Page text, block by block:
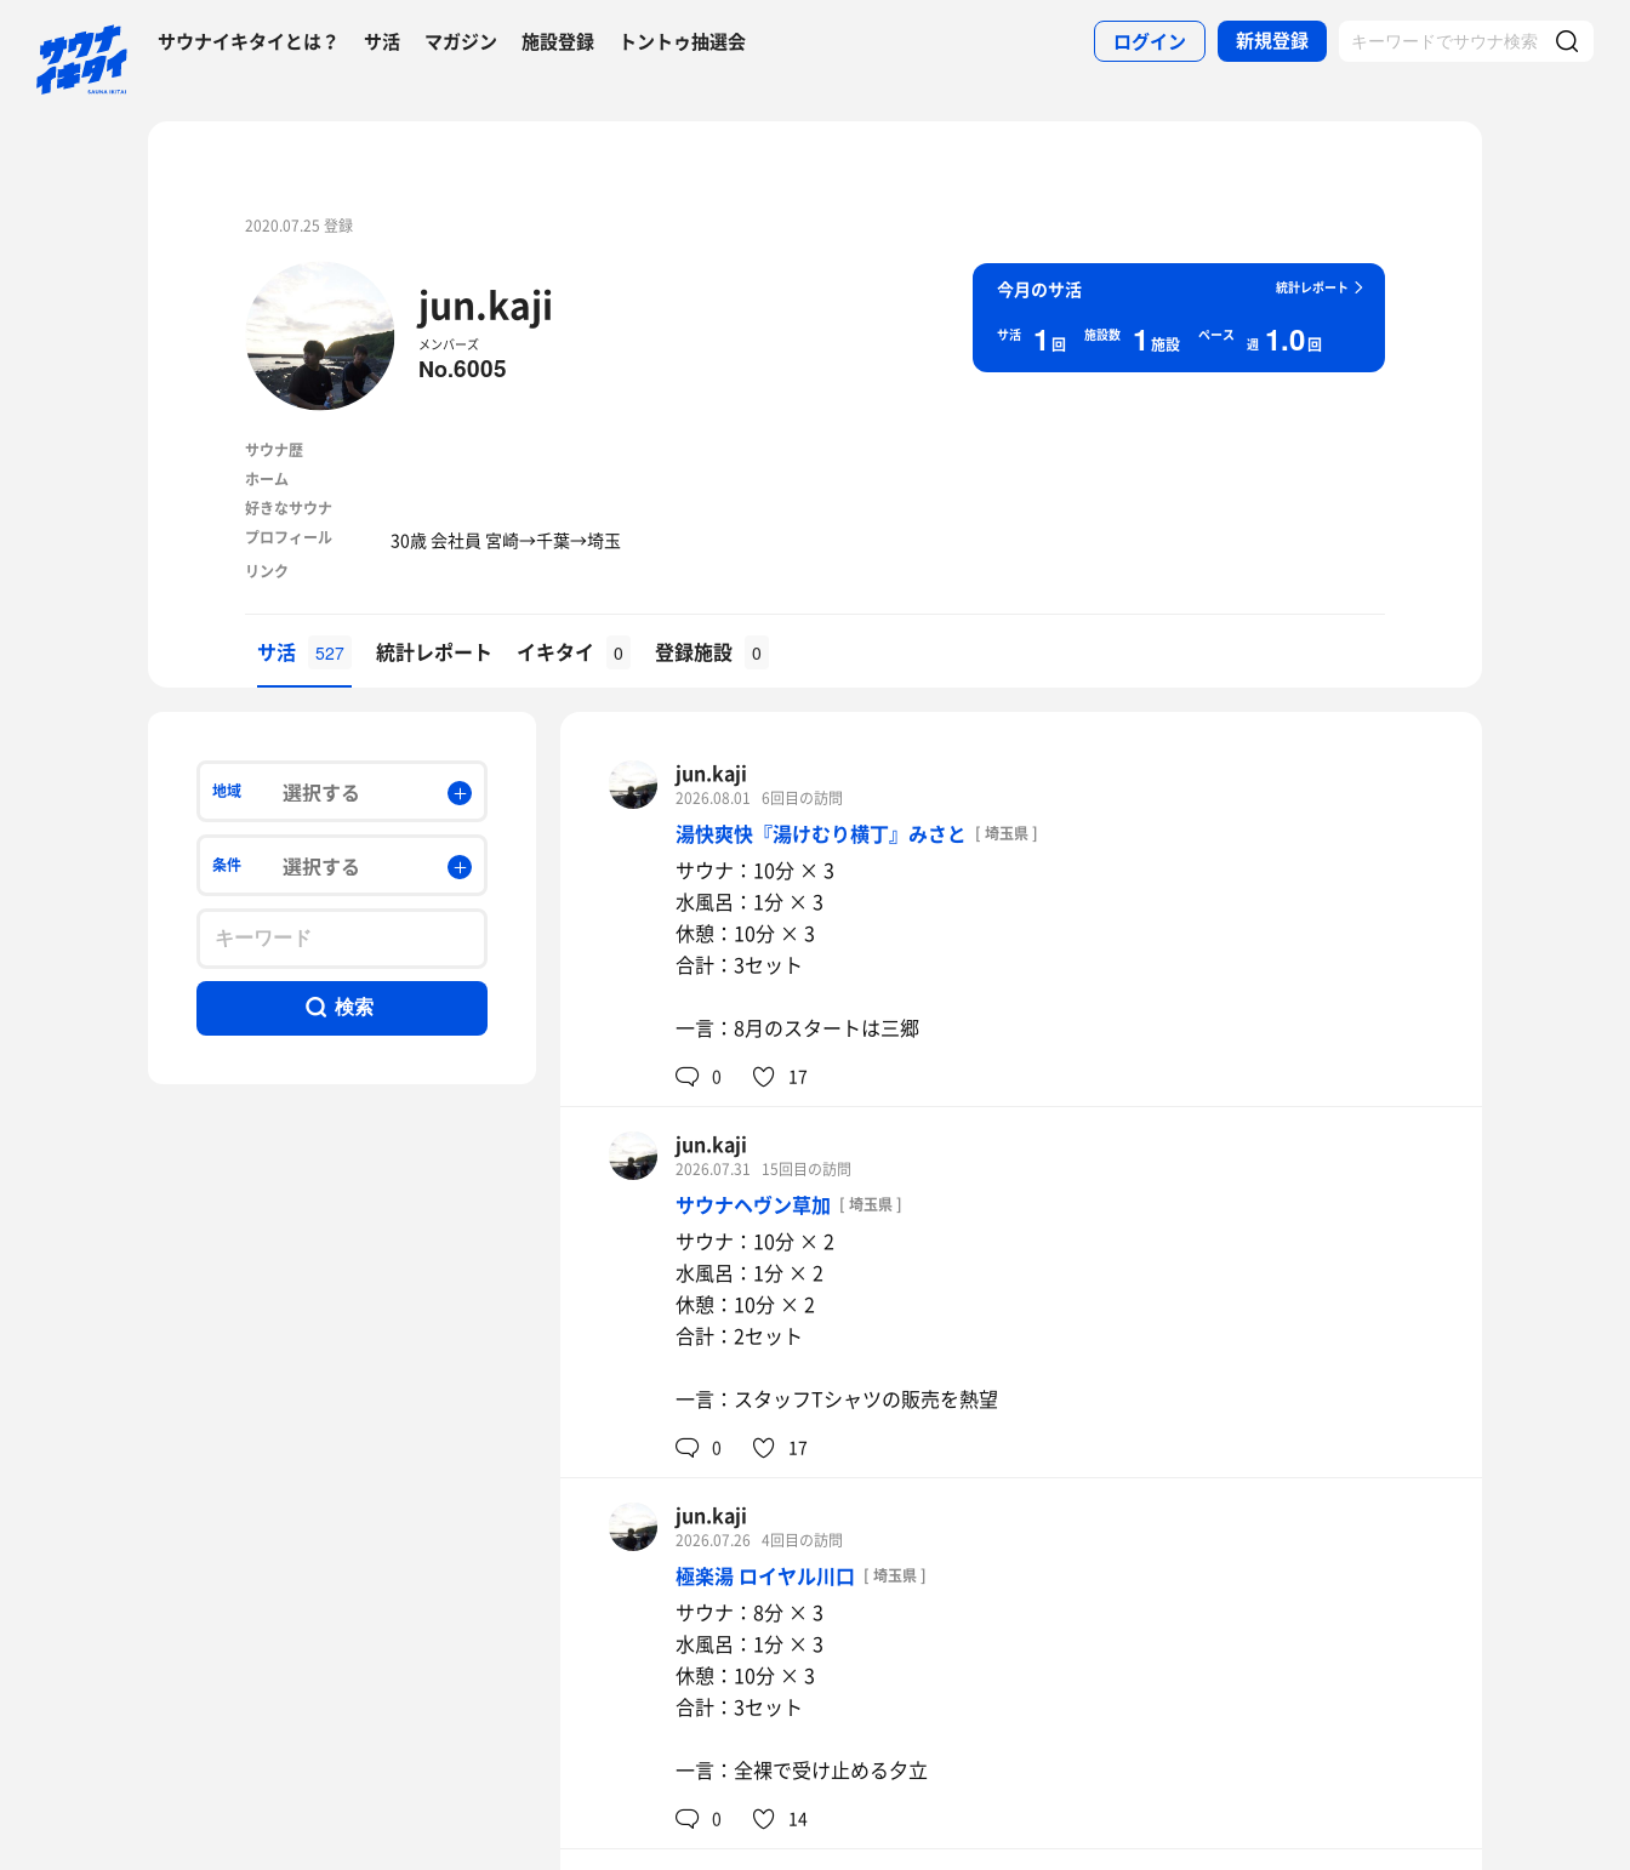
サウナイキタイとは？ サ活 マガジン 施設登録 トントゥ抽選会 ログイン 新規登録
2020.07.25 登録
jun.kaji
メンバーズ
No.6005
統計レポート
今月のサ活
サ活 1 回 施設数 1 施設 ペース
週 1.0回
サウナ歴
ホーム
好きなサウナ
プロフィール
30歳 会社員 宮崎→千葉→埼玉
リンク
サ活 527 統計レポート イキタイ 0 登録施設 0
地域 選択する
条件 選択する
検索
jun.kaji
2026.08.01 6回目の訪問
湯快爽快『湯けむり横丁』みさと [ 埼玉県 ]
サウナ：10分 × 3
水風呂：1分 × 3
休憩：10分 × 3
合計：3セット
一言：8月のスタートは三郷
0 17
jun.kaji
2026.07.31 15回目の訪問
サウナヘヴン草加 [ 埼玉県 ]
サウナ：10分 × 2
水風呂：1分 × 2
休憩：10分 × 2
合計：2セット
一言：スタッフTシャツの販売を熱望
0 17
jun.kaji
2026.07.26 4回目の訪問
極楽湯 ロイヤル川口 [ 埼玉県 ]
サウナ：8分 × 3
水風呂：1分 × 3
休憩：10分 × 3
合計：3セット
一言：全裸で受け止める夕立
0 14